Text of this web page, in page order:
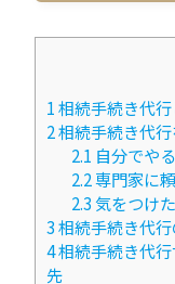
1相続手続き代
2相続手続き代
2.1 自分でや
2.2専門家に
2.3気をつけ
3相続手続き代
4相続手続き代
先